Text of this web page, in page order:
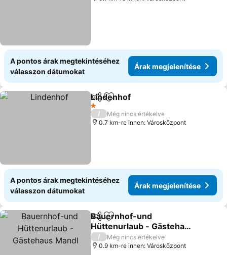
A pontos árak megtekintéséhez
válasszon dátumokat
Árak megjelenítése
Megosztás
Hozzáadás a kedvencekhez
Lindenhof
1 Kategória
/
Még nincs értékelve
0.7 km-re innen: Városközpont
A pontos árak megtekintéséhez
válasszon dátumokat
Árak megjelenítése
Megosztás
Hozzáadás a kedvencekhez
Bauernhof-und
Hüttenurlaub - Gästehaus
Mandl
/
Még nincs értékelve
0.9 km-re innen: Városközpont